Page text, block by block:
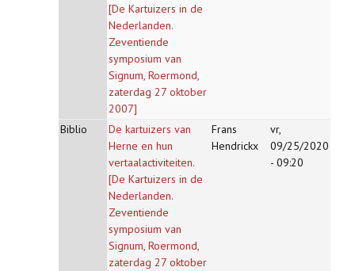
[De Kartuizers in de
Nederlanden.
Zeventiende
symposium van
Signum, Roermond,
zaterdag 27 oktober
2007]
Biblio
De kartuizers van
Herne en hun
vertaalactiviteiten.
[De Kartuizers in de
Nederlanden.
Zeventiende
symposium van
Signum, Roermond,
zaterdag 27 oktober
Frans
Hendrickx
vr,
09/25/2020
- 09:20